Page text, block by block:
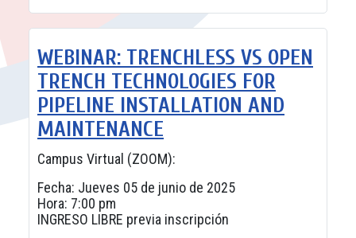
WEBINAR: TRENCHLESS VS OPEN
TRENCH TECHNOLOGIES FOR
PIPELINE INSTALLATION AND
MAINTENANCE
Campus Virtual (ZOOM):
Fecha: Jueves 05 de junio de 2025
Hora: 7:00 pm
INGRESO LIBRE previa inscripción